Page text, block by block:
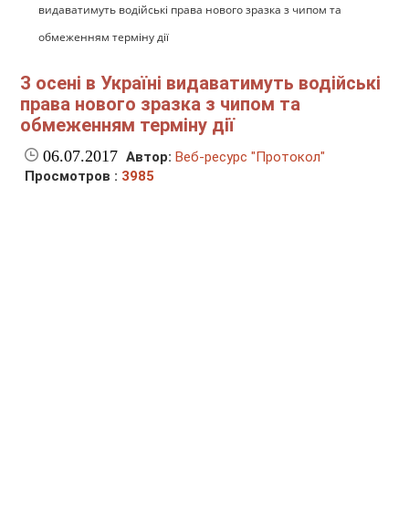
видаватимуть водійські права нового зразка з чипом та
обмеженням терміну дії
З осені в Україні видаватимуть водійські
права нового зразка з чипом та
обмеженням терміну дії
06.07.2017 Автор: Веб-ресурс "Протокол"
Просмотров : 3985